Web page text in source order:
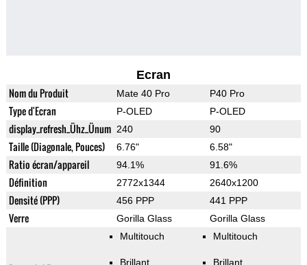
Ecran
Nom du Produit Mate 40 Pro P40 Pro
Type d'Ecran P-OLED P-OLED
display_refresh_Ühz_Ünum 240 90
Taille (Diagonale, Pouces) 6.76" 6.58"
Ratio écran/appareil 94.1% 91.6%
Définition 2772x1344 2640x1200
Densité (PPP) 456 PPP 441 PPP
Verre Gorilla Glass Gorilla Glass
Multitouch
Brillant
Multitouch
Brillant